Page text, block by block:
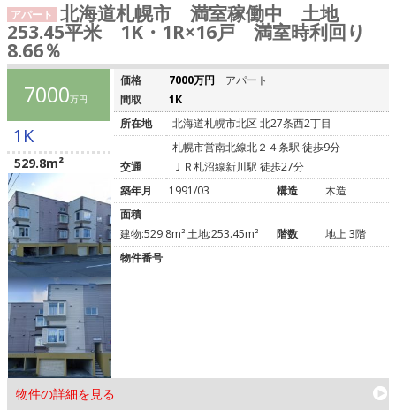
アパート 北海道札幌市 満室稼働中 土地
253.45平米 1K・1R×16戸 満室時利回り
8.66％
7000万円
1K
529.8m²
物件の詳細を見る
価格 7000万円
アパート
間取
1K
所在地
北海道札幌市北区 北27条西2丁目
交通
札幌市営南北線北２４条駅 徒歩9分
ＪＲ札沼線新川駅 徒歩27分
築年月
1991/03 構造
木造
面積
建物:529.8m² 土地:253.45m²
階数
地上 3階
物件番号